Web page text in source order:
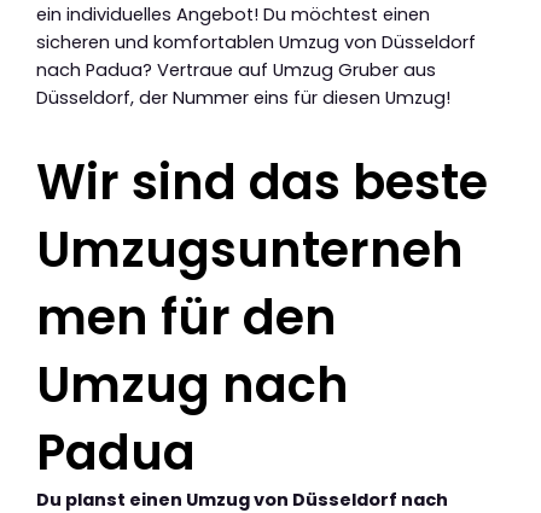
ein individuelles Angebot! Du möchtest einen
sicheren und komfortablen Umzug von Düsseldorf
nach Padua? Vertraue auf Umzug Gruber aus
Düsseldorf, der Nummer eins für diesen Umzug!
Wir sind das beste
Umzugsunterneh
men für den
Umzug nach
Padua
Du planst einen Umzug von Düsseldorf nach